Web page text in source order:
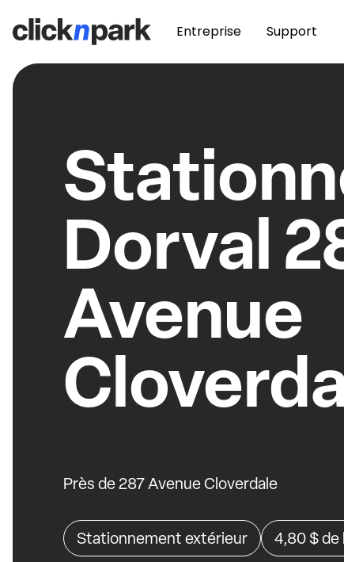
Entreprise Support
Dorval
Avenue
Près de 287 Avenue Cloverdale
Stationnement extérieur 4,80 $de